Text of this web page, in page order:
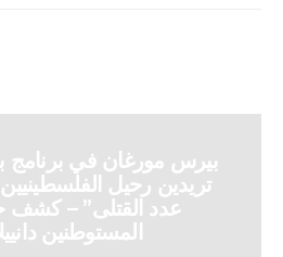
بيرس مورغان في برنامج
تريدين رحيل
عدد القتلى” – كشف
المستوطنين